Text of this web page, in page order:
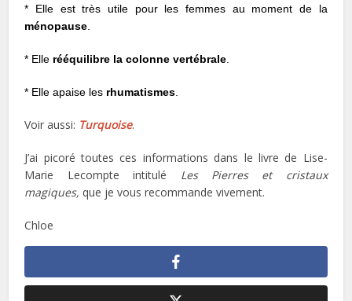
* Elle est très utile pour les femmes au moment de la
ménopause
* Elle rééquilibre la colonne vertébrale
* Elle apaise les rhumatismes
Voir aussi: Turquoise.
J’ai picoré toutes ces informations dans le livre de Lise-
Marie Lecompte intitulé Les Pierres et cristaux
magiques,que je vous recommande vivement.
Chloe